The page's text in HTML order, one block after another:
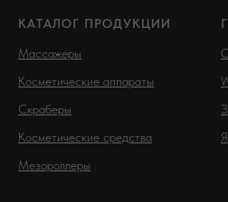
КАТАЛОГ ПРОДУКЦИИ
Массажеры
Косметические аппараты
Скраберы
Косметические средства
Мезороллеры